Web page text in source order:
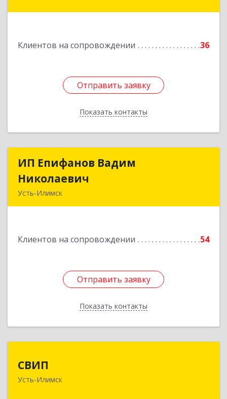
Клиентов на сопровождении 36
Отправить заявку
Показать контакты
Отправить заявку
Назад
ИП Епифанов Вадим
Николаевич
Усть-Илимск
Клиентов на сопровождении 54
Отправить заявку
Показать контакты
ИП Епифанов Вадим
Подробнее
Отправить заявку
Назад
СВИП
Усть-Илимск666685, Иркутская обл, Усть-Илимск г,